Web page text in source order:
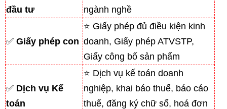
đầu tư
ngành nghề
✅ Giấy phép con
⭐ Giấy phép đủ điều kiện kinh
doanh, Giấy phép ATVSTP,
Giấy công bố sản phẩm
✅ Dịch vụ Kế
toán
⭐ Dịch vụ kế toán doanh
nghiệp, khai báo thuế, báo cáo
thuế, đăng ký chữ số, hoá đơn